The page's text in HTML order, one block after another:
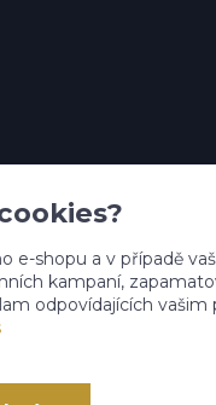
e-shopu a v případě
kampaní,
odpovídajících vašim